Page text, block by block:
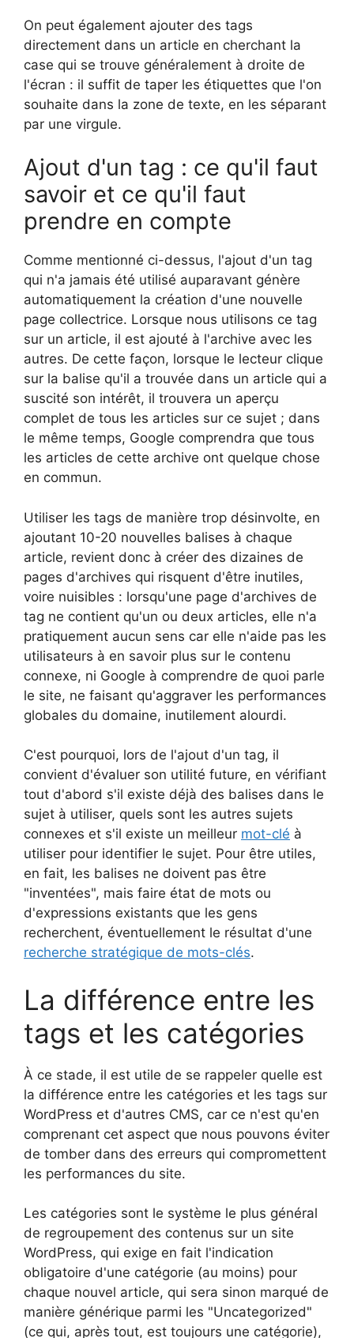
On peut également ajouter des tags
directement dans un article en cherchant la
case qui se trouve généralement à droite de
l'écran : il suffit de taper les étiquettes que l'on
souhaite dans la zone de texte, en les séparant
par une virgule.
Ajout d'un tag : ce qu'il faut
savoir et ce qu'il faut
prendre en compte
Comme mentionné ci-dessus, l'ajout d'un tag
qui n'a jamais été utilisé auparavant génère
automatiquement la création d'une nouvelle
page collectrice. Lorsque nous utilisons ce tag
sur un article, il est ajouté à l'archive avec les
autres. De cette façon, lorsque le lecteur clique
sur la balise qu'il a trouvée dans un article qui a
suscité son intérêt, il trouvera un aperçu
complet de tous les articles sur ce sujet ; dans
le même temps, Google comprendra que tous
les articles de cette archive ont quelque chose
en commun.
Utiliser les tags de manière trop désinvolte, en
ajoutant 10-20 nouvelles balises à chaque
article, revient donc à créer des dizaines de
pages d'archives qui risquent d'être inutiles,
voire nuisibles : lorsqu'une page d'archives de
tag ne contient qu'un ou deux articles, elle n'a
pratiquement aucun sens car elle n'aide pas les
utilisateurs à en savoir plus sur le contenu
connexe, ni Google à comprendre de quoi parle
le site, ne faisant qu'aggraver les performances
globales du domaine, inutilement alourdi.
C'est pourquoi, lors de l'ajout d'un tag, il
convient d'évaluer son utilité future, en vérifiant
tout d'abord s'il existe déjà des balises dans le
sujet à utiliser, quels sont les autres sujets
connexes et s'il existe un meilleur mot-clé à
utiliser pour identifier le sujet. Pour être utiles,
en fait, les balises ne doivent pas être
"inventées", mais faire état de mots ou
d'expressions existants que les gens
recherchent, éventuellement le résultat d'une
recherche stratégique de mots-clés.
La différence entre les
tags et les catégories
À ce stade, il est utile de se rappeler quelle est
la différence entre les catégories et les tags sur
WordPress et d'autres CMS, car ce n'est qu'en
comprenant cet aspect que nous pouvons éviter
de tomber dans des erreurs qui compromettent
les performances du site.
Les catégories sont le système le plus général
de regroupement des contenus sur un site
WordPress, qui exige en fait l'indication
obligatoire d'une catégorie (au moins) pour
chaque nouvel article, qui sera sinon marqué de
manière générique parmi les "Uncategorized"
(ce qui, après tout, est toujours une catégorie),